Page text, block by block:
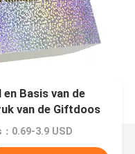
Basis van de
van de Giftdoos
0.69-3.9 USD